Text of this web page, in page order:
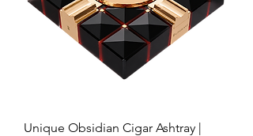
Unique Obsidian Cigar Ashtray |